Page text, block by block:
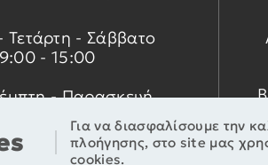
Για να διασφαλίσουμε την
πλοήγησης, στο site μας
cookies.
Τετάρτη - Σάββατο
- 15:00
- Παρασκευή
& 17:30 - 21:00